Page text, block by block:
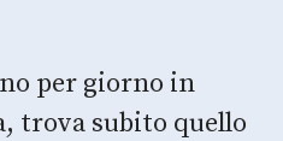
per giorno in
trova subito quello